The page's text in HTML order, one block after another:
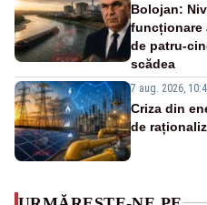
Bolojan:
funcționare
de patru-
scădea
7 aug. 2026,
Criza din
de